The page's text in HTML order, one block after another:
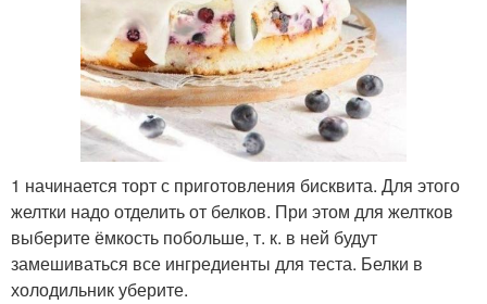
1 начинается торт с приготовления бисквита. Для этого
желтки надо отделить от белков. При этом для желтков
выберите ёмкость побольше, т. к. в ней будут
замешиваться все ингредиенты для теста. Белки в
холодильник уберите.